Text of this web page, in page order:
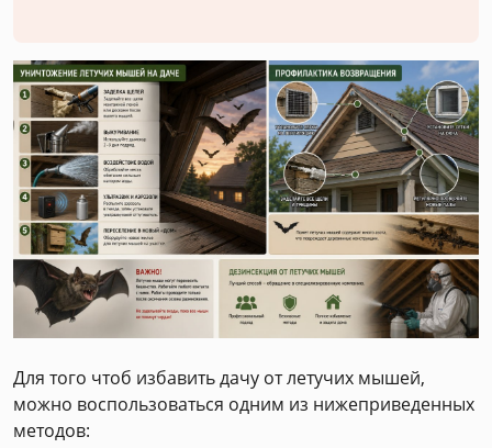
Для того чтоб избавить дачу от летучих мышей,
можно воспользоваться одним из нижеприведенных
методов: